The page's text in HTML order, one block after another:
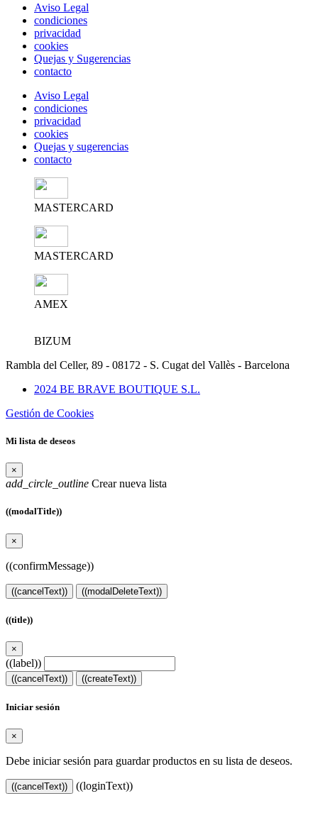
Aviso Legal
condiciones
privacidad
cookies
Quejas y Sugerencias
contacto
Aviso Legal
condiciones
privacidad
cookies
Quejas y sugerencias
contacto
MASTERCARD
MASTERCARD
AMEX
BIZUM
Rambla del Celler, 89 - 08172 - S. Cugat del Vallès - Barcelona
2024 BE BRAVE BOUTIQUE S.L.
Gestión de Cookies
Mi lista de deseos
×
add_circle_outline Crear nueva lista
((modalTitle))
×
((confirmMessage))
((cancelText)) ((modalDeleteText))
((title))
×
((label))
((cancelText)) ((createText))
Iniciar sesión
×
Debe iniciar sesión para guardar productos en su lista de deseos.
((cancelText)) ((loginText))